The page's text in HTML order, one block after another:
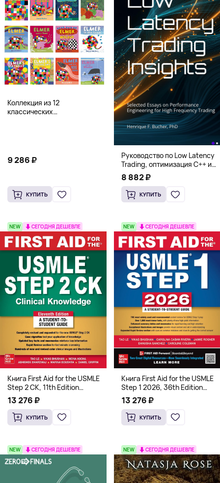
Коллекция из 12
классических
9 286 ₽
КУПИТЬ
Руководство по Low Latency
Trading, оптимизация C++ и
системная архитектура для
HFT
8 882 ₽
КУПИТЬ
NEW СЕГОДНЯ ДЕШЕВЛЕ
Книга First Aid for the USMLE
Step 2 CK, 11th Edition
(Мягкий переплет,
Английский язык)
13 276 ₽
КУПИТЬ
NEW СЕГОДНЯ ДЕШЕВЛЕ
Книга First Aid for the USMLE
Step 1 2026, 36th Edition
(Мягкий переплет,
Английский язык)
13 276 ₽
КУПИТЬ
NEW СЕГОДНЯ ДЕШЕВЛЕ NEW СЕГОДНЯ ДЕШЕВЛЕ